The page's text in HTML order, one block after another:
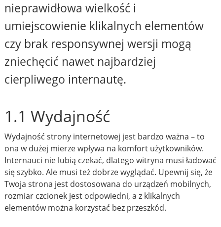
nieprawidłowa wielkość i
umiejscowienie klikalnych elementów
czy brak responsywnej wersji mogą
zniechęcić nawet najbardziej
cierpliwego internautę.
1.1 Wydajność
Wydajność strony internetowej jest bardzo ważna – to
ona w dużej mierze wpływa na komfort użytkowników.
Internauci nie lubią czekać, dlatego witryna musi ładować
się szybko. Ale musi też dobrze wyglądać. Upewnij się, że
Twoja strona jest dostosowana do urządzeń mobilnych,
rozmiar czcionek jest odpowiedni, a z klikalnych
elementów można korzystać bez przeszkód.